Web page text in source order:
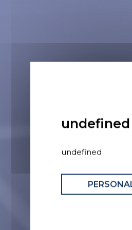
undefined
undefined